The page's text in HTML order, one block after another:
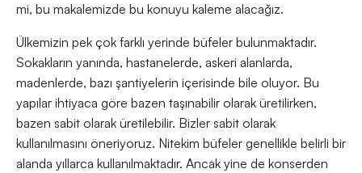
mi, bu makalemizde bu konuyu kaleme alacağız.
Ülkemizin pek çok farklı yerinde büfeler bulunmaktadır.
Sokakların yanında, hastanelerde, askeri alanlarda,
madenlerde, bazı şantiyelerin içerisinde bile oluyor. Bu
yapılar ihtiyaca göre bazen taşınabilir olarak üretilirken,
bazen sabit olarak üretilebilir. Bizler sabit olarak
kullanılmasını öneriyoruz. Nitekim büfeler genellikle belirli bir
alanda yıllarca kullanılmaktadır. Ancak yine de konserden